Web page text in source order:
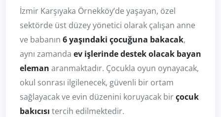
İzmir Karşıyaka Örnekköy’de yaşayan, özel
sektörde üst düzey yönetici olarak çalışan anne
ve babanın 6 yaşındaki çocuğuna bakacak,
aynı zamanda ev işlerinde destek olacak bayan
eleman aranmaktadır. Çocukla oyun oynayacak,
okul sonrası ilgilenecek, güvenli bir ortam
sağlayacak ve evin düzenini koruyacak birçocuk
bakıcısı tercih edilmektedir.